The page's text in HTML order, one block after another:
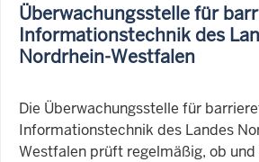
Überwachungsstelle für
Informationstechnik des
Nordrhein-Westfalen
Die Überwachungsstelle für
Informationstechnik des Landes
Westfalen prüft regelmäßig, ob